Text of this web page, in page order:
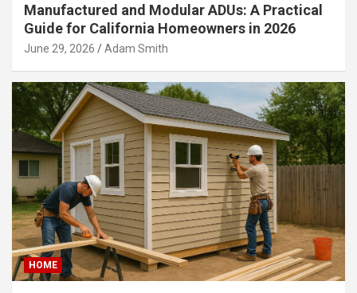
Manufactured and Modular ADUs: A Practical
Guide for California Homeowners in 2026
June 29, 2026 Adam Smith
HOME